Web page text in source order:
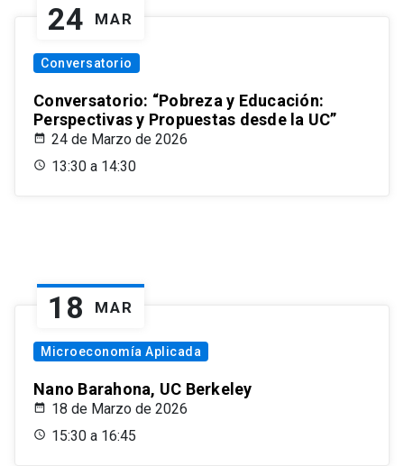
24 MAR
Conversatorio
Conversatorio: “Pobreza y Educación:
Perspectivas y Propuestas desde la UC”
24 de Marzo de 2026
13:30 a 14:30
18 MAR
Microeconomía Aplicada
Nano Barahona, UC Berkeley
18 de Marzo de 2026
15:30 a 16:45